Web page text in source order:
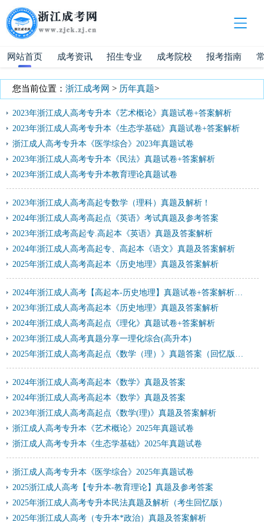
网站首页 成考资讯 招生专业 成考院校 报考指南
您当前位置： 浙江成考网 > 历年真题>
2023年浙江成人高考专升本《艺术概论》真题试卷+答案解析
2023年浙江成人高考专升本《生态学基础》真题试卷+答案解析
浙江成人高考专升本《医学综合》2023年真题试卷
2023年浙江成人高考专升本《民法》真题试卷+答案解析
2023年浙江成人高考专升本教育理论真题试卷
2023年浙江成人高考高起专数学（理科）真题及解析！
2024年浙江成人高考高起点《英语》考试真题及参考答案
2023年浙江成考高起专.高起本《英语》真题及答案解析
2024年浙江成人高考高起专、高起本《语文》真题及答案解析
2025年浙江成人高考高起本《历史地理》真题及答案解析
2023年浙江成人高考高起本《历史地理》真题及答案解析
2024年浙江成人高考高起点《理化》真题试卷+答案解析
2023年浙江成人高考真题分享一理化综合(高升本)
2024年浙江成人高考高起本《数学》真题及答案
2024年浙江成人高考高起本《数学》真题及答案
2023年浙江成人高考高起点《数学(理)》真题及答案解析
浙江成人高考专升本《艺术概论》2025年真题试卷
浙江成人高考专升本《生态学基础》2025年真题试卷
浙江成人高考专升本《医学综合》2025年真题试卷
2025浙江成人高考【专升本-教育理论】真题及参考答案
2025年浙江成人高考专升本民法真题及解析（考生回忆版）
2025年浙江成人高考（专升本*政治）真题及答案解析